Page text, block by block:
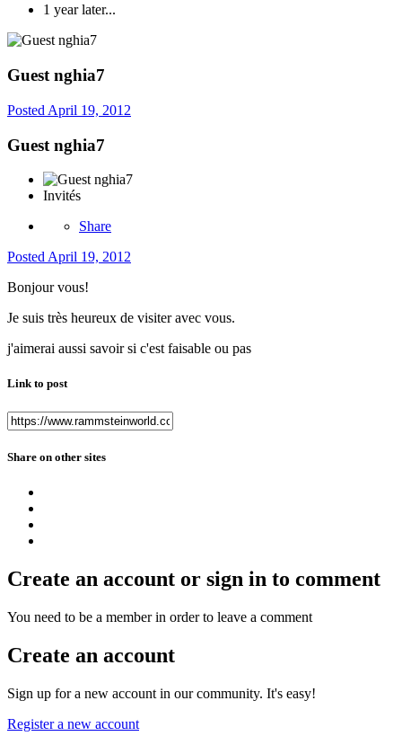
1 year later...
Guest nghia7
Posted April 19, 2012
Guest nghia7
Invités
Share
Posted April 19, 2012
Bonjour vous!
Je suis très heureux de visiter avec vous.
j'aimerai aussi savoir si c'est faisable ou pas
Link to post
Share on other sites
Create an account or sign in to comment
You need to be a member in order to leave a comment
Create an account
Sign up for a new account in our community. It's easy!
Register a new account